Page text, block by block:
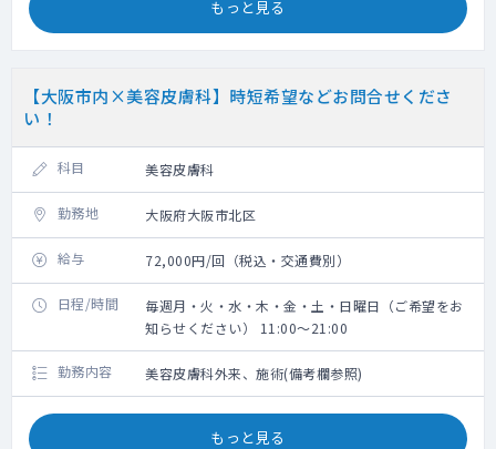
もっと見る
【大阪市内×美容皮膚科】時短希望などお問合せくださ
い！
科目 美容皮膚科
勤務地 大阪府大阪市北区
給与 72,000円/回（税込・交通費別）
日程/時間
毎週月・火・水・木・金・土・日曜日（ご希望をお
知らせください） 11:00～21:00
勤務内容 美容皮膚科外来、施術(備考欄参照)
もっと見る